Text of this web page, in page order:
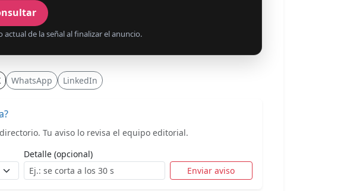
actual de la señal al finalizar el anuncio.
WhatsApp LinkedIn
Tu aviso lo revisa el equipo editorial.
Detalle (opcional)
Enviar aviso